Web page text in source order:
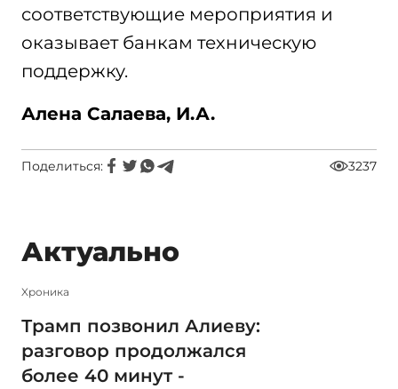
соответствующие мероприятия и
оказывает банкам техническую
поддержку.
Алена Салаева, И.А.
Поделиться: 3237
Актуально
Xроника
Трамп позвонил Алиеву:
разговор продолжался
более 40 минут -